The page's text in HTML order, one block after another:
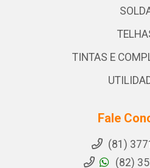
TINTAS E
Fale
(81)
(82)